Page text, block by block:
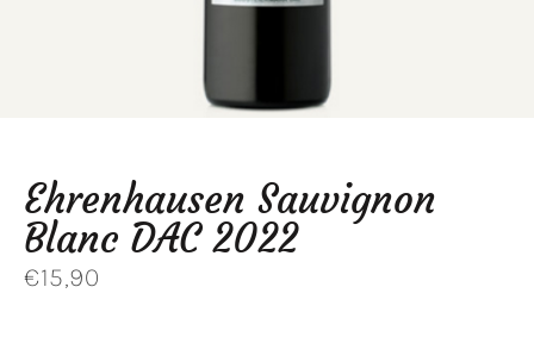
Ehrenhausen Sauvignon
Blanc DAC 2022
€15,90